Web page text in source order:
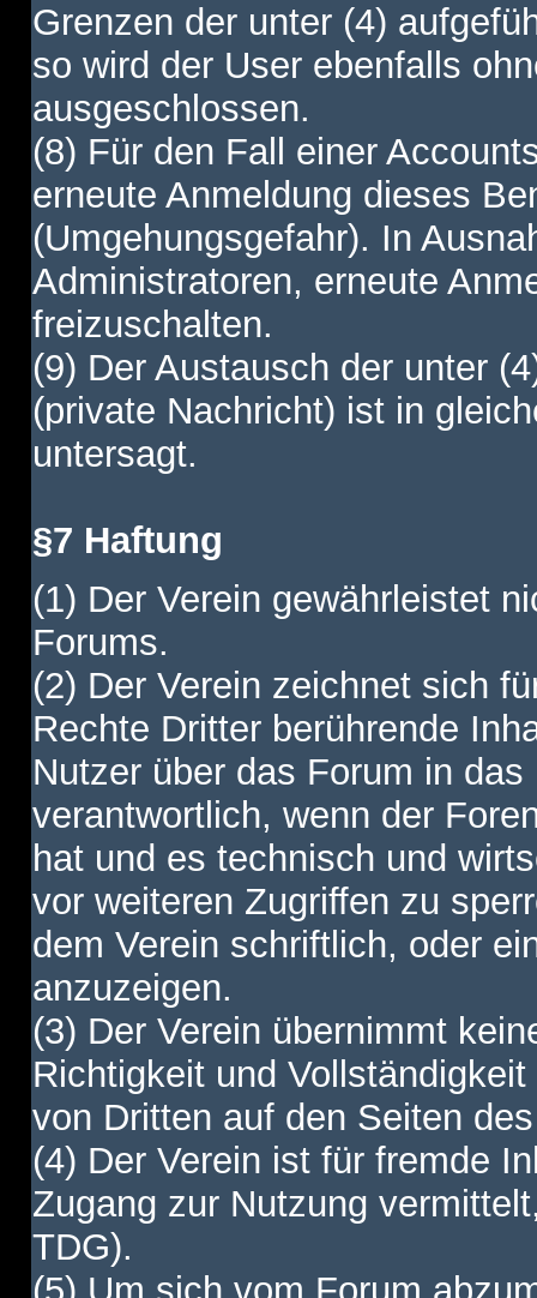
Grenzen der unter (4)
so wird der User ebenfalls
ausgeschlossen.
(8) Für den Fall einer
erneute Anmeldung dieses
(Umgehungsgefahr). In
Administratoren, erneute
freizuschalten.
(9) Der Austausch der unter
(private Nachricht) ist in
untersagt.
§7 Haftung
(1) Der Verein gewährleistet
Forums.
(2) Der Verein zeichnet sich
Rechte Dritter berührende
Nutzer über das Forum in
verantwortlich, wenn der
hat und es technisch und
vor weiteren Zugriffen zu
dem Verein schriftlich, oder
anzuzeigen.
(3) Der Verein übernimmt
Richtigkeit und
von Dritten auf den Seiten
(4) Der Verein ist für fremde
Zugang zur Nutzung
TDG).